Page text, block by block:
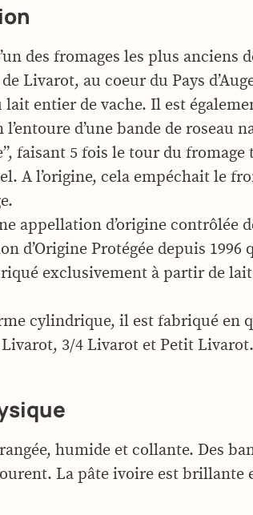
des fromages les plus anciens
Livarot, au coeur du Pays
lait entier de vache. Il est
l’entoure d’une bande de roseau
faisant 5 fois le tour du fromage
A l’origine, cela empéchait le
appellation d’origine contrôlée
d’Origine Protégée depuis
exclusivement à partir de
cylindrique, il est fabriqué en
3/4 Livarot et Petit Livarot.
humide et collante. Des
La pâte ivoire est brillante